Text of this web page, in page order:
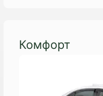
Комфорт